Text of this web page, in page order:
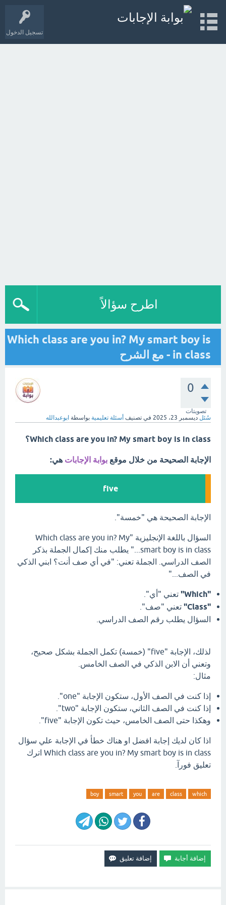
تسجيل الدخول
اطرح سؤالاً
Which class are you in? My smart boy is
in class - مع الشرح
0
تصويتات
سُئل ديسمبر 23، 2025 في تصنيف أسئلة تعليمية بواسطة ابوعبدالله
Which class are you in? My smart boy is in class؟
الإجابة الصحيحة من خلال موقع بوابة الإجابات هي:
five
الإجابة الصحيحة هي "خمسة".
السؤال باللغة الإنجليزية "Which class are you in? My
smart boy is in class..." يطلب منك إكمال الجملة بذكر
الصف الدراسي. الجملة تعني: "في أي صف أنت؟ ابني الذكي
في الصف..."
"Which" تعني "أي".
"Class"
تعني "صف".
السؤال يطلب رقم الصف الدراسي.
لذلك، الإجابة "five" (خمسة) تكمل الجملة بشكل صحيح،
وتعني أن الابن الذكي في الصف الخامس.
مثال:
إذا كنت في الصف الأول، ستكون الإجابة "one".
إذا كنت في الصف الثاني، ستكون الإجابة "two".
وهكذا حتى الصف الخامس، حيث تكون الإجابة "five".
اذا كان لديك إجابة افضل او هناك خطأ في الإجابة علي سؤال
Which class are you in? My smart boy is in class اترك
تعليق فورآ.
which
class
are
you
smart
boy